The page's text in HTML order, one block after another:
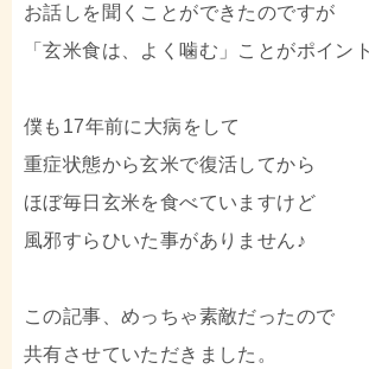
お話しを聞くことができたのですが
「玄米食は、よく噛む」ことがポイン
僕も17年前に大病をして
重症状態から玄米で復活してから
ほぼ毎日玄米を食べていますけど
風邪すらひいた事がありません♪
この記事、めっちゃ素敵だったので
共有させていただきました。